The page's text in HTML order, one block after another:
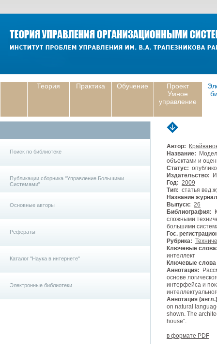
Теория Практика Обучение
Проект
Умное
управление
Поиск по библиотеке
Публикации сборника "Управление Большими
Системами"
Основные авторы
Рефераты
Каталог "Наука в интернете"
Электронные библиотеки
Автор:
Название:
объектами и
Статус:
Издательство:
Год: 2009
Тип: статья
Название
Выпуск: 26
Библиография:
сложными
большими
Гос.
Рубрика:
Ключевые
интеллект
Ключевые слова
Аннотация:
основе
интерфейса и
Аннотация
on natural
shown. The
house".
в формате PDF